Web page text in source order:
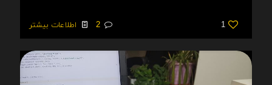
1
2 اطلاعات بیشتر